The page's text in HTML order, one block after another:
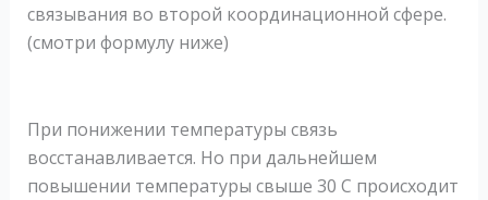
связывания во второй координационной сфере.
(смотри формулу ниже)
При понижении температуры связь
восстанавливается. Но при дальнейшем
повышении температуры свыше 30 С происходит